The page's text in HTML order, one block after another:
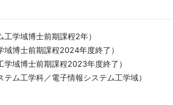
学域博士前期課程2年）
博士前期課程2024年度終了）
域博士前期課程2023年度終了）
ム工学科／電子情報システム工学域）